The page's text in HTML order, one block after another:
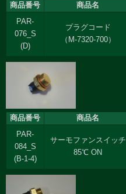
商品番号 商品名
PAR-
076_S
(D)
プラグコード
（M-7320-700）
商品番号 商品名
PAR-
084_S
(B-1-4)
サーモファンスイッチ
85℃ ON